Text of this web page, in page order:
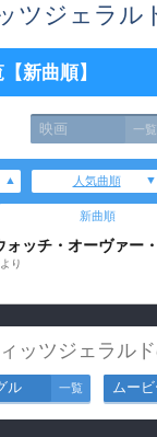
ツジェラル
新曲順】
映画 一覧
人気曲順
新曲順
ォッチ・オーヴァー
り
ッツジェラル
ル 一覧 ムービ